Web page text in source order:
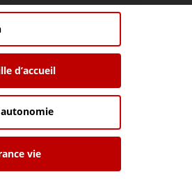
d’accueil
vie